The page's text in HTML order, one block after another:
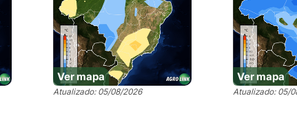
Ver mapa
Atualizado: 05/08/2026
Ver mapa
Atualizado: 05/